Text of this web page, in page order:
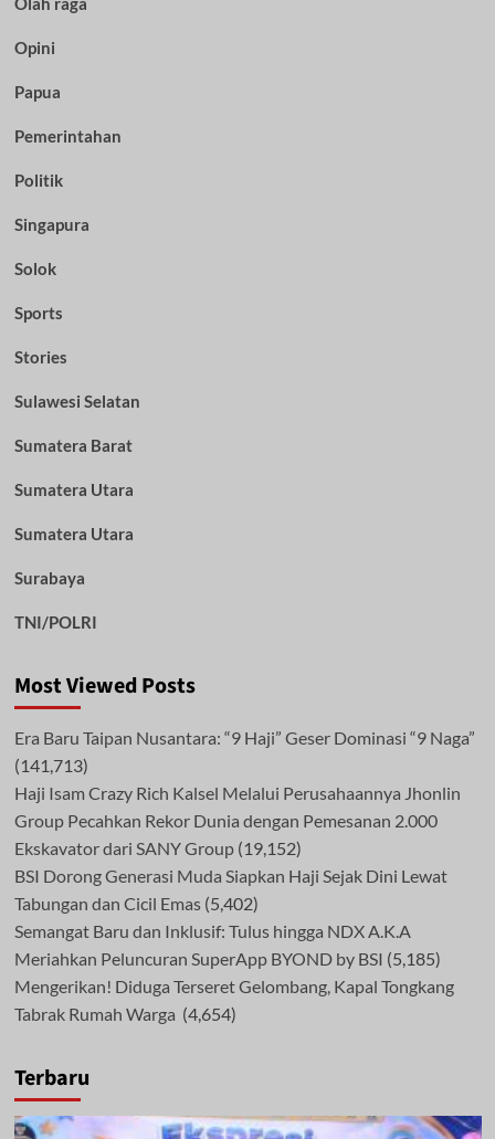
Opini
Papua
Pemerintahan
Politik
Singapura
Solok
Sports
Stories
Sulawesi Selatan
Sumatera Barat
Sumatera Utara
Sumatera Utara
Surabaya
TNI/POLRI
Most Viewed Posts
Era Baru Taipan Nusantara: “9 Haji” Geser Dominasi “9 Naga”
(141,713)
Haji Isam Crazy Rich Kalsel Melalui Perusahaannya Jhonlin
Group Pecahkan Rekor Dunia dengan Pemesanan 2.000
Ekskavator dari SANY Group (19,152)
BSI Dorong Generasi Muda Siapkan Haji Sejak Dini Lewat
Tabungan dan Cicil Emas (5,402)
Semangat Baru dan Inklusif: Tulus hingga NDX A.K.A
Meriahkan Peluncuran SuperApp BYOND by BSI (5,185)
Mengerikan! Diduga Terseret Gelombang, Kapal Tongkang
Tabrak Rumah Warga (4,654)
Terbaru